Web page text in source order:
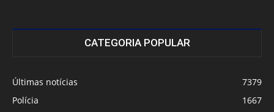
CATEGORIA POPULAR
Últimas notícias
7379
Polícia
1667